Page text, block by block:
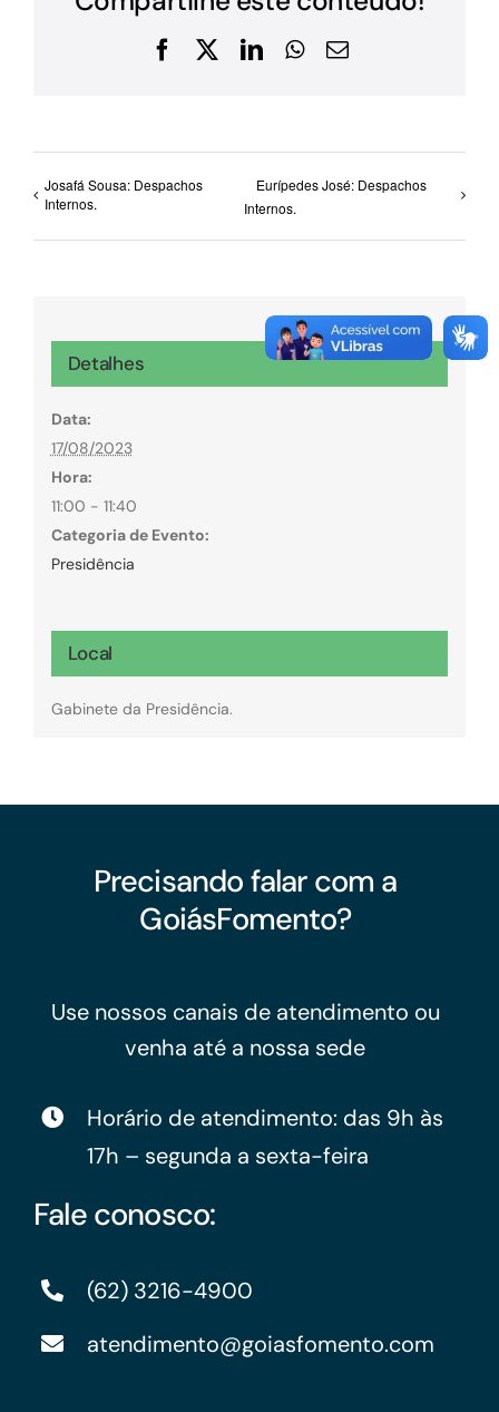
Facebook
X LinkedInWhatsApp
E-
Josafá Sousa: Despachos
Internos.
Eurípedes José: Despachos
Internos.
Detalhes
Data:
17/08/2023
Hora:
11:00 - 11:40
Categoria de Evento:
Presidência
Local
Gabinete da Presidência.
Precisando falar com a
GoiásFomento?
Use nossos canais de atendimento ou
venha até a nossa sede
Horário de atendimento: das 9h às
17h – segunda a sexta-feira
Fale conosco:
(62) 3216-4900
atendimento@goiasfomento.com